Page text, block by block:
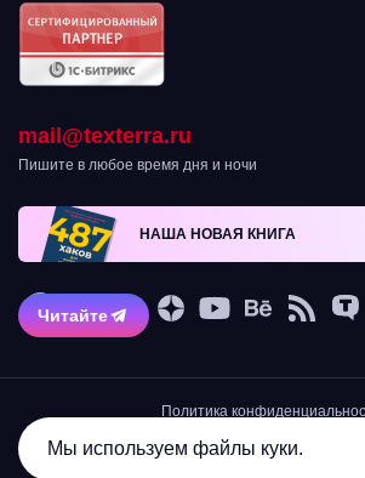
Читайте
Мы используем файлы куки.
mail@texterra.ru
Пишите в любое время дня и ночи
НАША НОВАЯ КНИГА
Политика
2007-2026 © Интернет-агентство
ИНН 5034039968/КПП 503401001/ОГРН